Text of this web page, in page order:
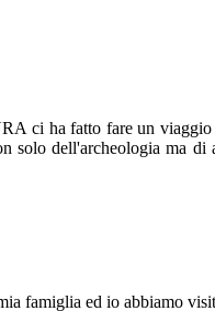
ci ha fatto fare un
solo dell'archeologia ma
famiglia ed io abbiamo